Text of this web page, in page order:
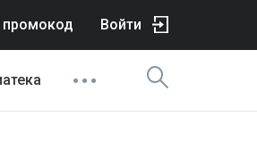
промокод Войти